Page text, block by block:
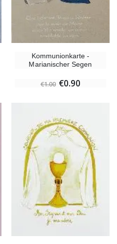
Kommunionkarte -
Marianischer Segen
€1.00 €0.90